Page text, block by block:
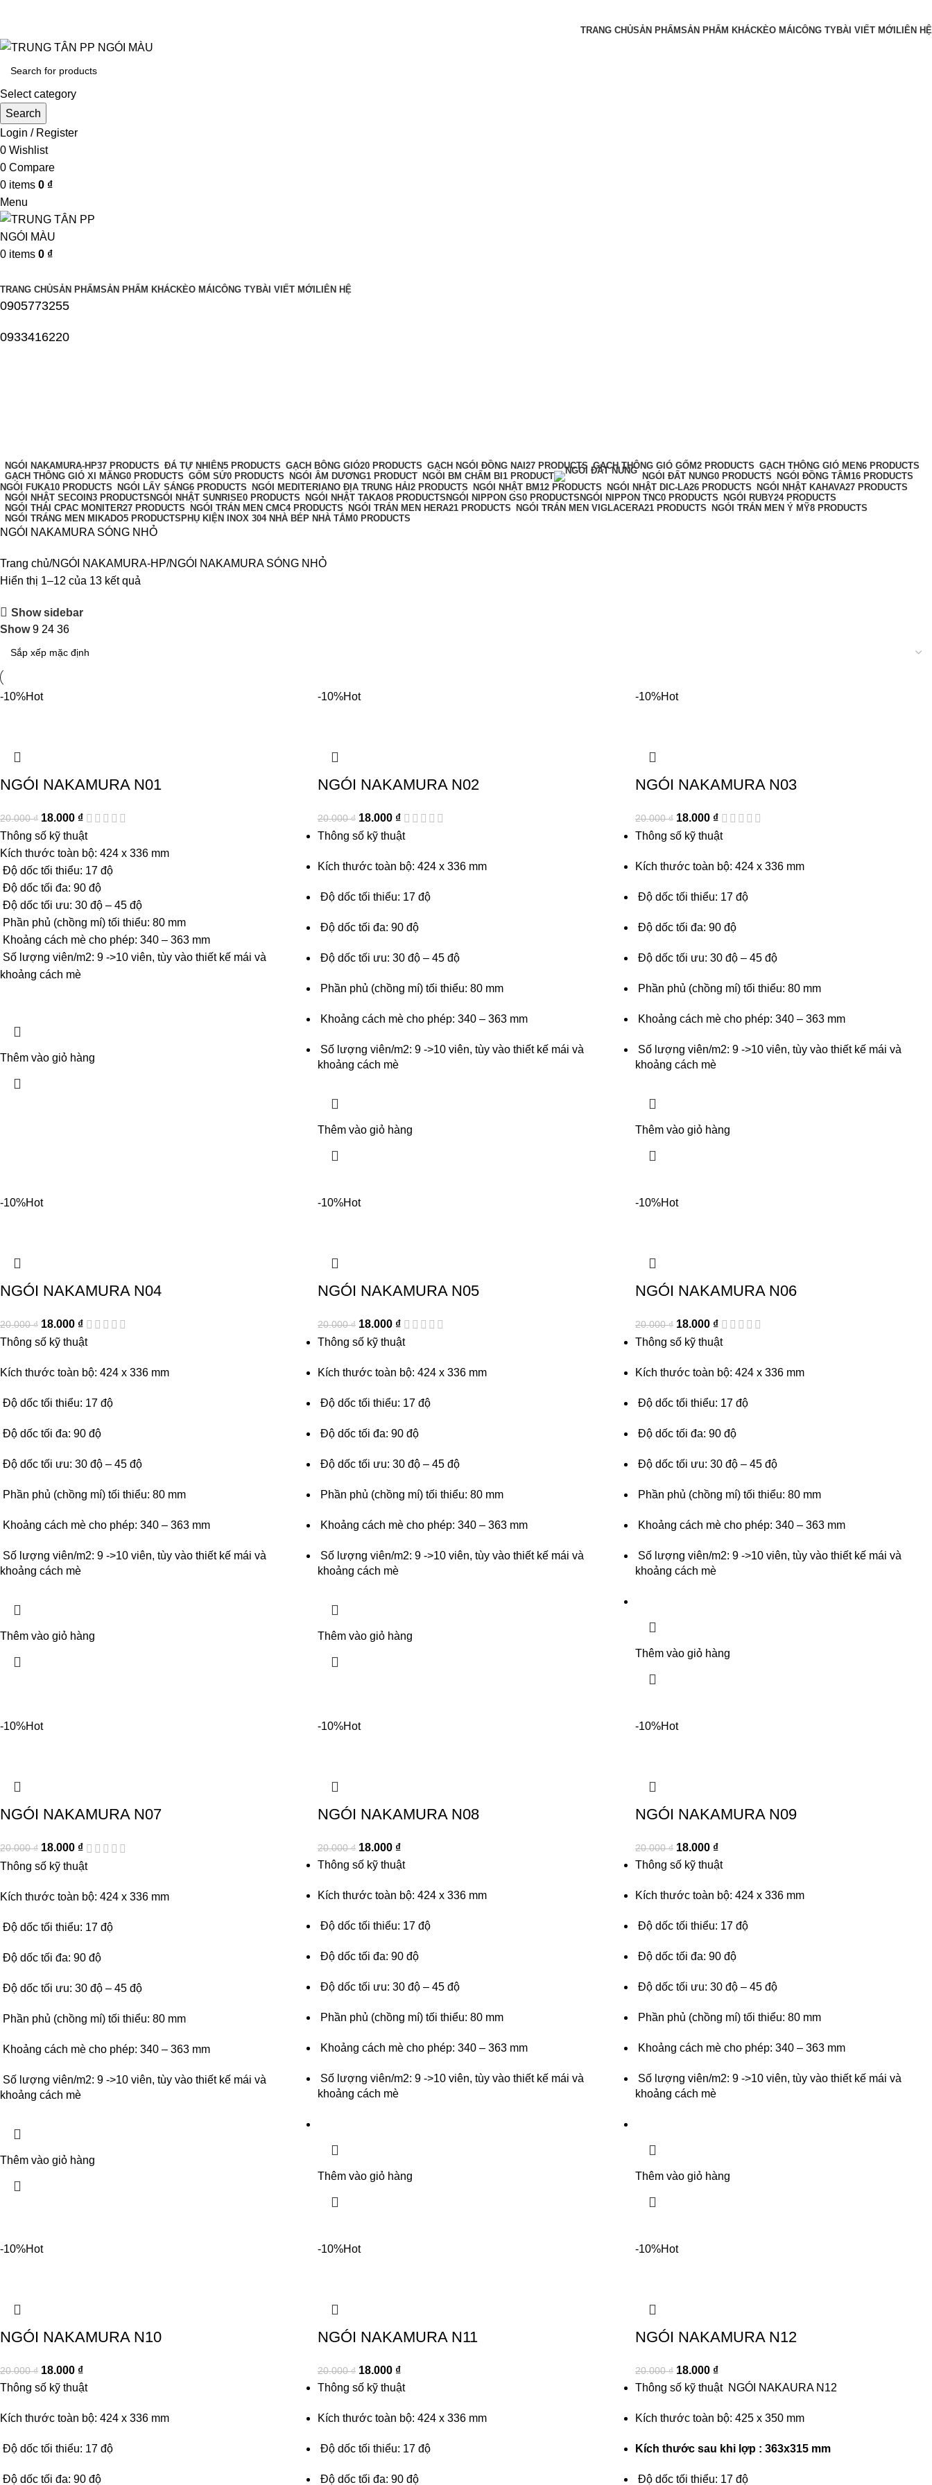
TRANG CHỦSẢN PHẨMSẢN PHẨM KHÁCKÈO MÁI CÔNG TYBÀI VIẾT MỚI LIÊN HỆ
Select category
Search
Login / Register
0 Wishlist
0 Compare
0 items 0 ₫
Menu
0 items 0 ₫
TRANG CHỦSẢN PHẨMSẢN PHẨM KHÁCKÈO MÁI CÔNG TYBÀI VIẾT MỚI LIÊN HỆ
0905773255
0933416220
NGÓI NAKAMURA-HP37 PRODUCTS ĐÁ TỰ NHIÊN5 PRODUCTS GẠCH BÔNG GIÓ20 PRODUCTS GẠCH NGÓI ĐỒNG NAI 27 PRODUCTS GẠCH THÔNG GIÓ GỐM2 PRODUCTS GẠCH THÔNG GIÓ MEN6 PRODUCTS
GẠCH THÔNG GIÓ XI MĂNG0 PRODUCTS GỐM SỨ0 PRODUCTS NGÓI ÂM DƯƠNG1 PRODUCT NGÓI BM CHẤM BI 1 PRODUCT NGÓI ĐẤT NUNG0 PRODUCTS NGÓI ĐỒNG TÂM 16 PRODUCTS
NGÓI FUKA10 PRODUCTS NGÓI LẤY SÁNG6 PRODUCTS NGÓI MEDITERIANO ĐỊA TRUNG HẢI 2 PRODUCTS NGÓI NHẬT BM 12 PRODUCTS NGÓI NHẬT DIC-LA26 PRODUCTS NGÓI NHẬT KAHAVA27 PRODUCTS
NGÓI NHẬT SECOIN3 PRODUCTS NGÓI NHẬT SUNRISE0 PRODUCTS NGÓI NHẬT TAKAO8 PRODUCTS NGÓI NIPPON GS0 PRODUCTS NGÓI NIPPON TNC0 PRODUCTS NGÓI RUBY24 PRODUCTS
NGÓI THÁI CPAC MONITER27 PRODUCTS NGÓI TRÁN MEN CMC4 PRODUCTS NGÓI TRÁN MEN HERA21 PRODUCTS NGÓI TRÁN MEN VIGLACERA21 PRODUCTS NGÓI TRÁN MEN Ý MỸ8 PRODUCTS
NGÓI TRÁNG MEN MIKADO5 PRODUCTS PHỤ KIỆN INOX 304 NHÀ BÉP NHÀ TẮM0 PRODUCTS
NGÓI NAKAMURA SÓNG NHỎ
Trang chủ NGÓI NAKAMURA-HP NGÓI NAKAMURA SÓNG NHỎ
Hiển thị 1–12 của 13 kết quả
Show sidebar
Show9 24 36
-10%Hot
NGÓI NAKAMURA N01
20.000₫ 18.000 ₫
Thông số kỹ thuật
Kích thước toàn bộ: 424 x 336 mm
Độ dốc tối thiểu: 17 độ
Độ dốc tối đa: 90 độ
Độ dốc tối ưu: 30 độ – 45 độ
Phần phủ (chồng mí) tối thiểu: 80 mm
Khoảng cách mè cho phép: 340 – 363 mm
Số lượng viên/m2: 9 ->10 viên, tùy vào thiết kế mái và
khoảng cách mè
Thêm vào giỏ hàng
-10%Hot
NGÓI NAKAMURA N02
20.000₫ 18.000 ₫
Thông số kỹ thuật
Kích thước toàn bộ: 424 x 336 mm
Độ dốc tối thiểu: 17 độ
Độ dốc tối đa: 90 độ
Độ dốc tối ưu: 30 độ – 45 độ
Phần phủ (chồng mí) tối thiểu: 80 mm
Khoảng cách mè cho phép: 340 – 363 mm
Số lượng viên/m2: 9 ->10 viên, tùy vào thiết kế mái và
khoảng cách mè
Thêm vào giỏ hàng
-10%Hot
NGÓI NAKAMURA N03
20.000₫ 18.000 ₫
Thông số kỹ thuật
Kích thước toàn bộ: 424 x 336 mm
Độ dốc tối thiểu: 17 độ
Độ dốc tối đa: 90 độ
Độ dốc tối ưu: 30 độ – 45 độ
Phần phủ (chồng mí) tối thiểu: 80 mm
Khoảng cách mè cho phép: 340 – 363 mm
Số lượng viên/m2: 9 ->10 viên, tùy vào thiết kế mái và
khoảng cách mè
Thêm vào giỏ hàng
-10%Hot
NGÓI NAKAMURA N04
20.000₫ 18.000 ₫
Thông số kỹ thuật
Kích thước toàn bộ: 424 x 336 mm
Độ dốc tối thiểu: 17 độ
Độ dốc tối đa: 90 độ
Độ dốc tối ưu: 30 độ – 45 độ
Phần phủ (chồng mí) tối thiểu: 80 mm
Khoảng cách mè cho phép: 340 – 363 mm
Số lượng viên/m2: 9 ->10 viên, tùy vào thiết kế mái và
khoảng cách mè
Thêm vào giỏ hàng
-10%Hot
NGÓI NAKAMURA N05
20.000₫ 18.000 ₫
Thông số kỹ thuật
Kích thước toàn bộ: 424 x 336 mm
Độ dốc tối thiểu: 17 độ
Độ dốc tối đa: 90 độ
Độ dốc tối ưu: 30 độ – 45 độ
Phần phủ (chồng mí) tối thiểu: 80 mm
Khoảng cách mè cho phép: 340 – 363 mm
Số lượng viên/m2: 9 ->10 viên, tùy vào thiết kế mái và
khoảng cách mè
Thêm vào giỏ hàng
-10%Hot
NGÓI NAKAMURA N06
20.000₫ 18.000 ₫
Thông số kỹ thuật
Kích thước toàn bộ: 424 x 336 mm
Độ dốc tối thiểu: 17 độ
Độ dốc tối đa: 90 độ
Độ dốc tối ưu: 30 độ – 45 độ
Phần phủ (chồng mí) tối thiểu: 80 mm
Khoảng cách mè cho phép: 340 – 363 mm
Số lượng viên/m2: 9 ->10 viên, tùy vào thiết kế mái và
khoảng cách mè
Thêm vào giỏ hàng
-10%Hot
NGÓI NAKAMURA N07
20.000₫ 18.000 ₫
Thông số kỹ thuật
Kích thước toàn bộ: 424 x 336 mm
Độ dốc tối thiểu: 17 độ
Độ dốc tối đa: 90 độ
Độ dốc tối ưu: 30 độ – 45 độ
Phần phủ (chồng mí) tối thiểu: 80 mm
Khoảng cách mè cho phép: 340 – 363 mm
Số lượng viên/m2: 9 ->10 viên, tùy vào thiết kế mái và
khoảng cách mè
Thêm vào giỏ hàng
-10%Hot
NGÓI NAKAMURA N08
20.000₫ 18.000 ₫
Thông số kỹ thuật
Kích thước toàn bộ: 424 x 336 mm
Độ dốc tối thiểu: 17 độ
Độ dốc tối đa: 90 độ
Độ dốc tối ưu: 30 độ – 45 độ
Phần phủ (chồng mí) tối thiểu: 80 mm
Khoảng cách mè cho phép: 340 – 363 mm
Số lượng viên/m2: 9 ->10 viên, tùy vào thiết kế mái và
khoảng cách mè
Thêm vào giỏ hàng
-10%Hot
NGÓI NAKAMURA N09
20.000₫ 18.000 ₫
Thông số kỹ thuật
Kích thước toàn bộ: 424 x 336 mm
Độ dốc tối thiểu: 17 độ
Độ dốc tối đa: 90 độ
Độ dốc tối ưu: 30 độ – 45 độ
Phần phủ (chồng mí) tối thiểu: 80 mm
Khoảng cách mè cho phép: 340 – 363 mm
Số lượng viên/m2: 9 ->10 viên, tùy vào thiết kế mái và
khoảng cách mè
Thêm vào giỏ hàng
-10%Hot
NGÓI NAKAMURA N10
20.000₫ 18.000 ₫
Thông số kỹ thuật
Kích thước toàn bộ: 424 x 336 mm
Độ dốc tối thiểu: 17 độ
Độ dốc tối đa: 90 độ
-10%Hot
NGÓI NAKAMURA N11
20.000₫ 18.000 ₫
Thông số kỹ thuật
Kích thước toàn bộ: 424 x 336 mm
Độ dốc tối thiểu: 17 độ
Độ dốc tối đa: 90 độ
-10%Hot
NGÓI NAKAMURA N12
20.000₫ 18.000 ₫
Thông số kỹ thuật NGÓI NAKAURA N12
Kích thước toàn bộ: 425 x 350 mm
Kích thước sau khi lợp : 363x315 mm
Độ dốc tối thiểu: 17 độ